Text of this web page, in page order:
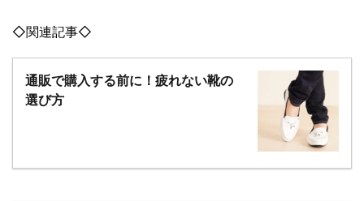
◇関連記事◇
通販で購入する前に！疲れない靴の
選び方